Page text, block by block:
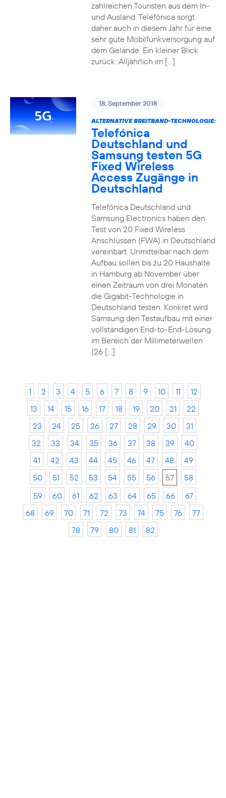
zahlreichen Touristen aus dem In-
und Ausland. Telefónica sorgt
daher auch in diesem Jahr für eine
sehr gute Mobilfunkversorgung auf
dem Gelände. Ein kleiner Blick
zurück: Alljährlich im […]
18. September 2018
ALTERNATIVE BREITBAND-TECHNOLOGIE:
Telefónica
Deutschland und
Samsung testen 5G
Fixed Wireless
Access Zugänge in
Deutschland
Telefónica Deutschland und
Samsung Electronics haben den
Test von 20 Fixed Wireless
Anschlüssen (FWA) in Deutschland
vereinbart. Unmittelbar nach dem
Aufbau sollen bis zu 20 Haushalte
in Hamburg ab November über
einen Zeitraum von drei Monaten
die Gigabit-Technologie in
Deutschland testen. Konkret wird
Samsung den Testaufbau mit einer
vollständigen End-to-End-Lösung
im Bereich der Millimeterwellen
(26 […]
1 2 3 4 5 6 7 8 9 10 11
12
13
14 15 16 17 18 19 20 21
22
23
24 25 26 27 28 29 30
31
32
33 34 35 36 37 38 39
40
41
42 43 44 45 46 47 48
49
50
51 52 53 54 55 56 57
58
59
60 61 62 63 64 65 66
67
68
69 70 71 72 73 74 75 76
77
78
79 80 81 82